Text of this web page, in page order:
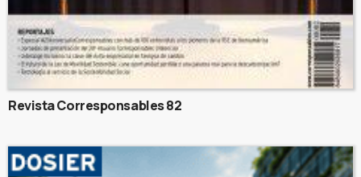
Revista Corresponsables 82